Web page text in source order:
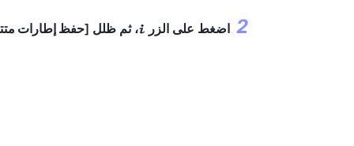
اضغط على الزر i، ثم ظلل [حفظ إطارات